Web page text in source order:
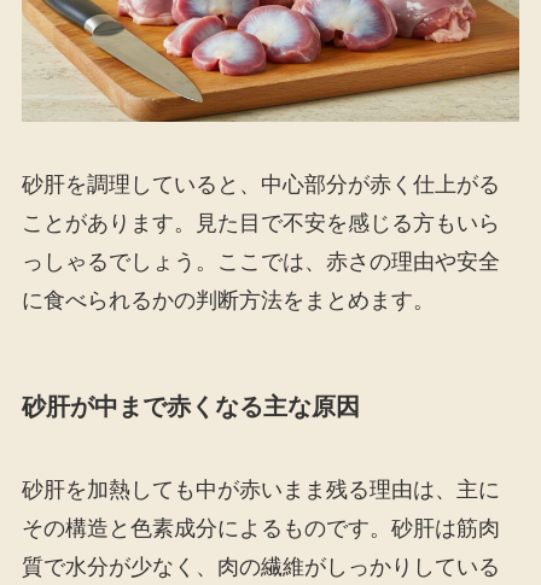
砂肝を調理していると、中心部分が赤く仕上がる
ことがあります。見た目で不安を感じる方もいら
っしゃるでしょう。ここでは、赤さの理由や安全
に食べられるかの判断方法をまとめます。
砂肝が中まで赤くなる主な原因
砂肝を加熱しても中が赤いまま残る理由は、主に
その構造と色素成分によるものです。砂肝は筋肉
質で水分が少なく、肉の繊維がしっかりしている